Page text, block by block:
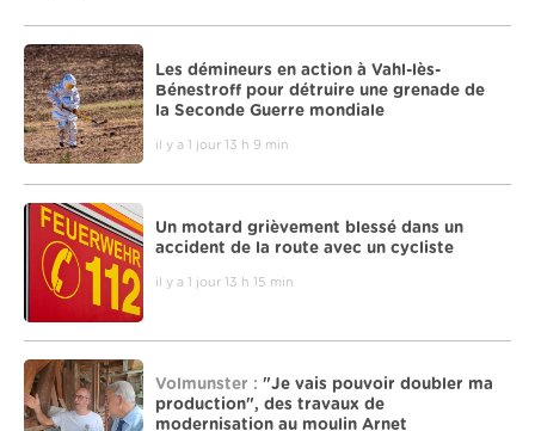
Les démineurs en action à Vahl-lès-
Bénestroff pour détruire une grenade de
la Seconde Guerre mondiale
il y a 1 jour 13 h 9 min
Un motard grièvement blessé dans un
accident de la route avec un cycliste
il y a 1 jour 13 h 15 min
Volmunster : "Je vais pouvoir doubler ma
production", des travaux de
modernisation au moulin Arnet